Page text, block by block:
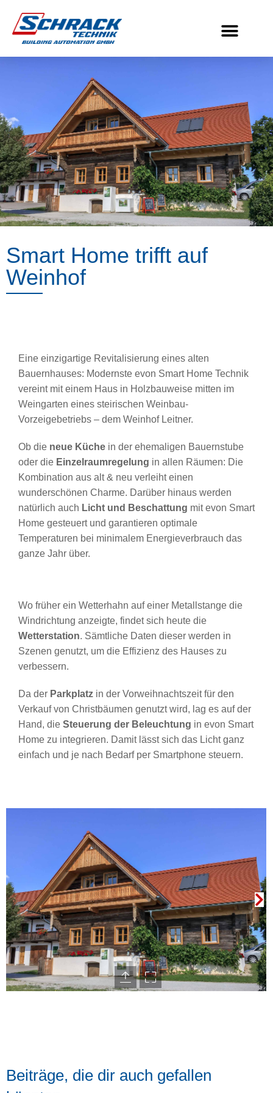
Smart Home trifft auf
Weinhof
Eine einzigartige Revitalisierung eines alten
Bauernhauses: Modernste evon Smart Home Technik
vereint mit einem Haus in Holzbauweise mitten im
Weingarten eines steirischen Weinbau-
Vorzeigebetriebs – dem Weinhof Leitner.
Ob die neue Küche in der ehemaligen Bauernstube
oder die Einzelraumregelung in allen Räumen: Die
Kombination aus alt & neu verleiht einen
wunderschönen Charme. Darüber hinaus werden
natürlich auch Licht und Beschattung mit evon Smart
Home gesteuert und garantieren optimale
Temperaturen bei minimalem Energieverbrauch das
ganze Jahr über.
Wo früher ein Wetterhahn auf einer Metallstange die
Windrichtung anzeigte, findet sich heute die
Wetterstation. Sämtliche Daten dieser werden in
Szenen genutzt, um die Effizienz des Hauses zu
verbessern.
Da der Parkplatz in der Vorweihnachtszeit für den
Verkauf von Christbäumen genutzt wird, lag es auf der
Hand, die Steuerung der Beleuchtung in evon Smart
Home zu integrieren. Damit lässt sich das Licht ganz
einfach und je nach Bedarf per Smartphone steuern.
Beiträge, die dir auch gefallen